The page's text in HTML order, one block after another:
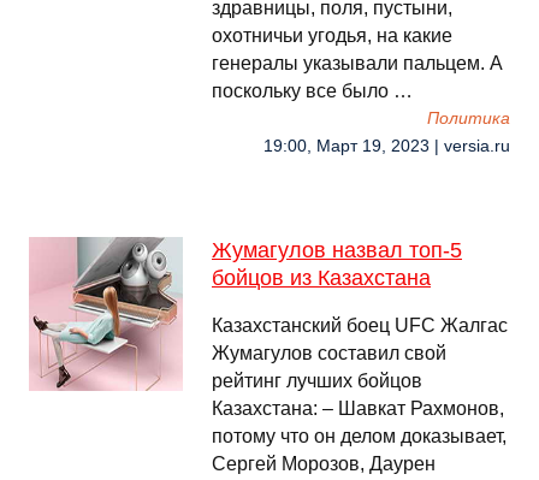
здравницы, поля, пустыни,
охотничьи угодья, на какие
генералы указывали пальцем. А
поскольку все было …
Политика
19:00, Март 19, 2023 | versia.ru
Жумагулов назвал топ-5
бойцов из Казахстана
Казахстанский боец UFC Жалгас
Жумагулов составил свой
рейтинг лучших бойцов
Казахстана: – Шавкат Рахмонов,
потому что он делом доказывает,
Сергей Морозов, Даурен